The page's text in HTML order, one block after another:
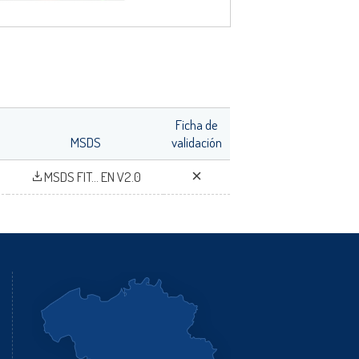
MSDS
Ficha de
validación
MSDS FIT... EN V2.0